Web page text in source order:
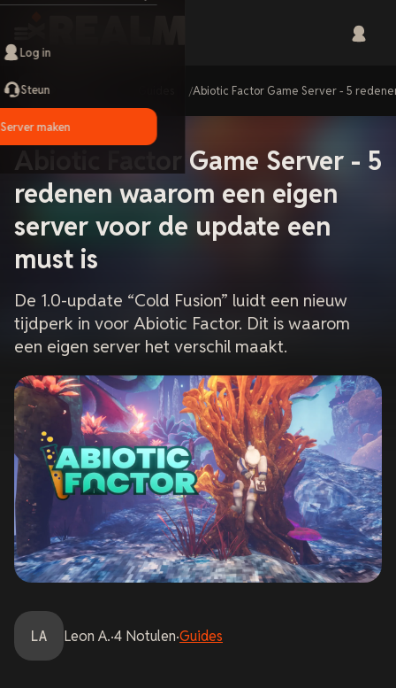
Log in
Steun
Server maken
Abiotic Factor Game Server - 5
Abiotic Factor Game Server - 5
redenen waarom een eigen
server voor de update een
must is
De 1.0-update “Cold Fusion” luidt een nieuw
tijdperk in voor Abiotic Factor. Dit is waarom
een eigen server het verschil maakt.
LA Leon A.·4 Notulen·Guides